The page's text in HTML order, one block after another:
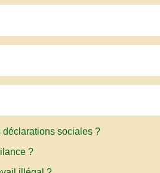
déclarations sociales ?
?